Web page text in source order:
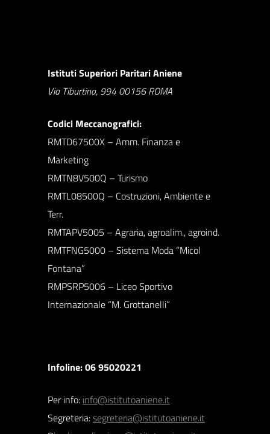
Istituti Superiori Paritari Aniene
Via Tiburtina, 994 00156 ROMA
Codici Meccanografici:
RMTD67500X – Amm. Finanza e
Marketing
RMTN8V500Q – Turismo
RMTL08500Q – Costruzioni, Ambiente e
Terr.
RMTAPV5005 – Agraria, agroalim., agroind.
RMTFNG5000 – Sistema Moda “Micol
Fontana”
RMPSRP5006 – Liceo Sportivo
Internazionale “M. Grottanelli”
Infoline: 06 95020221
Per info: info@istitutoaniene.it
Segreteria:segreteria@istitutoaniene.it